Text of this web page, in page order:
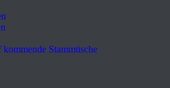
kommende Stammtische